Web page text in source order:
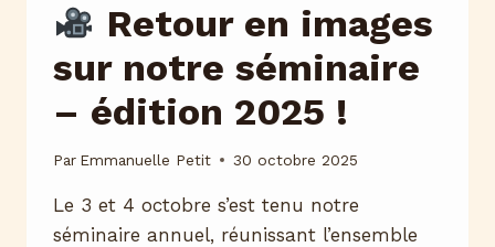
Retour en images
sur notre séminaire
– édition 2025 !
Par Emmanuelle Petit 30 octobre 2025
Le 3 et 4 octobre s’est tenu notre
séminaire annuel, réunissant l’ensemble